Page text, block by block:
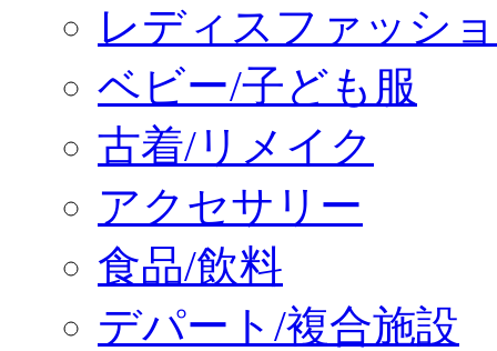
レディスファッシ
ベビー/子ども服
古着/リメイク
アクセサリー
食品/飲料
デパート/複合施設